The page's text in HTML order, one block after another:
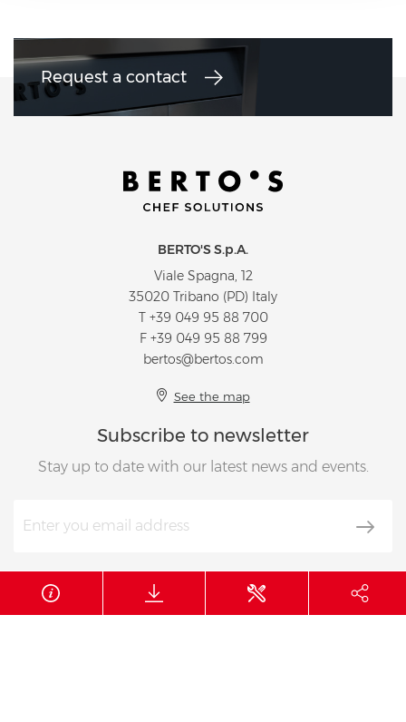
Request a contact
BERTO'S S.p.A.
Viale Spagna, 12
35020 Tribano (PD) Italy
T +39 049 95 88 700
F +39 049 95 88 799
bertos@bertos.com
See the map
Subscribe to newsletter
Stay up to date with our latest news and events.